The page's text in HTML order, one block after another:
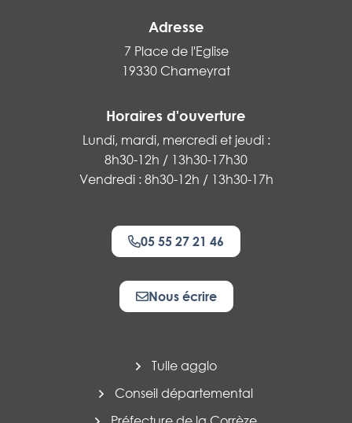
Adresse
7 Place de l'Eglise
19330 Chameyrat
Horaires d'ouverture
Lundi, mardi, mercredi et jeudi :
8h30-12h / 13h30-17h30
Vendredi : 8h30-12h / 13h30-17h
05 55 27 21 46
Nous écrire
Tulle agglo
Conseil départemental